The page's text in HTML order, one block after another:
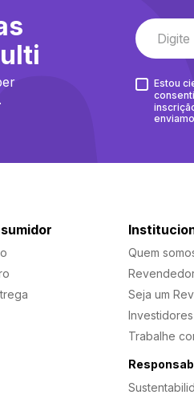
Estou
Quem
Seja um
Investidores
Trabalhe